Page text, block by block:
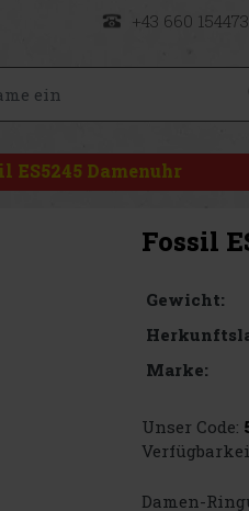
+43 660
ES5245 Damenuhr
Fossil
Gewicht:
Marke:
Unser Code:
Damen-